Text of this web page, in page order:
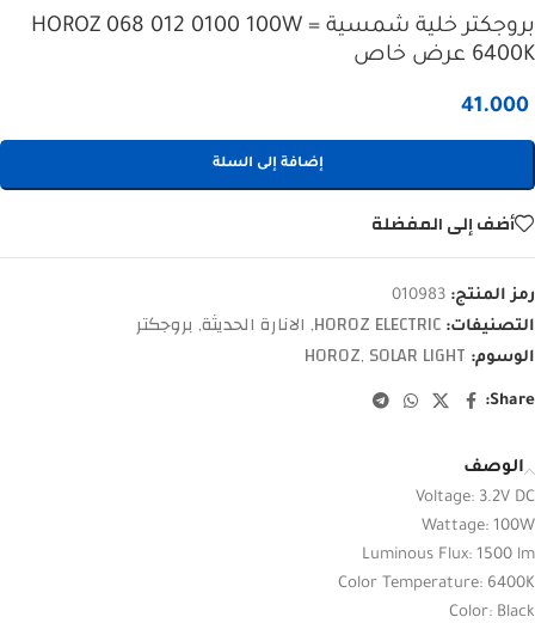
بروجكتر خلية شمسية = HOROZ 068 012 0100 100W
6400K عرض خاص
41.000
إضافة إلى السلة
أضف إلى المفضلة
رمز المنتج: 010983
التصنيفات: HOROZ ELECTRIC
, الانارة الحديثة, بروجكتر
الوسوم: HOROZ, SOLAR LIGHT
Share:
الوصف
Voltage: 3.2V DC
Wattage: 100W
Luminous Flux: 1500 lm
Color Temperature: 6400K
Color: Black